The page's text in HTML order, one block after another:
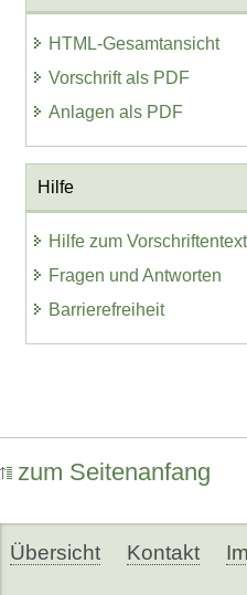
HTML-Gesamtansicht
Vorschrift als PDF
Anlagen als PDF
Hilfe
Hilfe zum Vorschriftentext
Fragen und Antworten
Barrierefreiheit
zum Seitenanfang
Übersicht Kontakt